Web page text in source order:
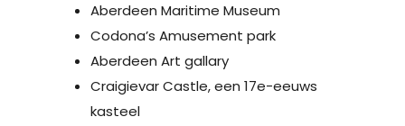
Aberdeen Maritime Museum
Codona’s Amusement park
Aberdeen Art gallary
Craigievar Castle, een 17e-eeuws
kasteel